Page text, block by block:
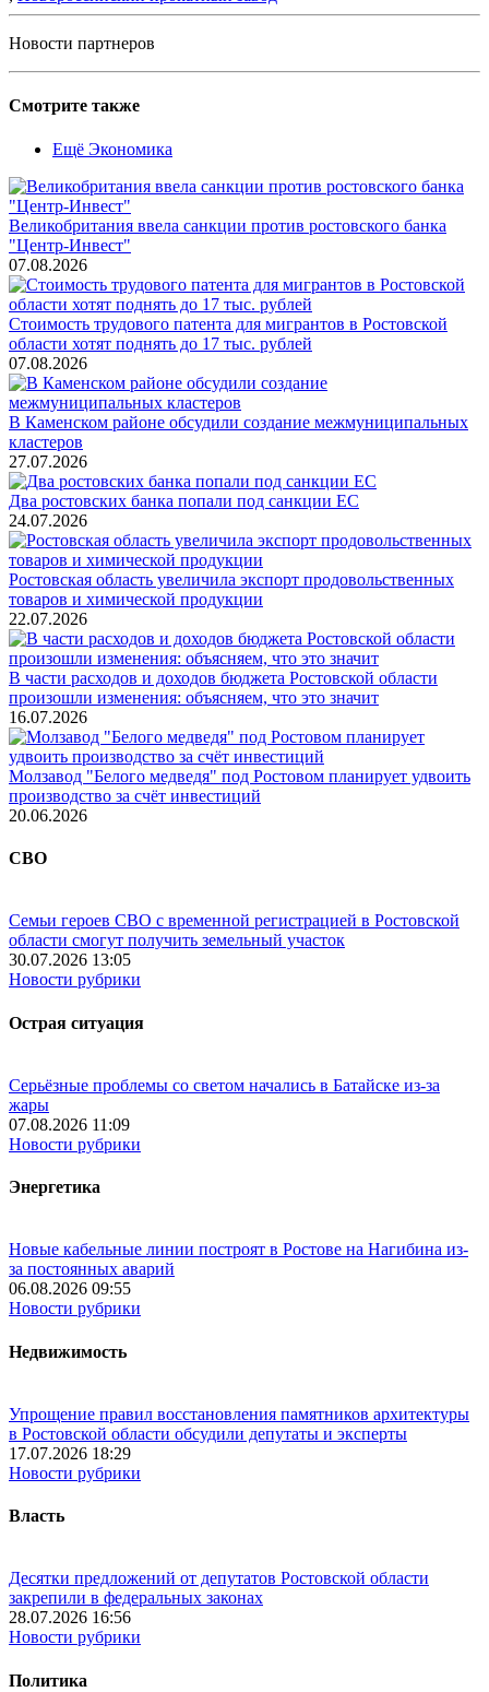
Новости партнеров
Смотрите также
Ещё Экономика
Великобритания ввела санкции против ростовского банка
"Центр-Инвест"
07.08.2026
Стоимость трудового патента для мигрантов в Ростовской
области хотят поднять до 17 тыс. рублей
07.08.2026
В Каменском районе обсудили создание межмуниципальных
кластеров
27.07.2026
Два ростовских банка попали под санкции ЕС
24.07.2026
Ростовская область увеличила экспорт продовольственных
товаров и химической продукции
22.07.2026
В части расходов и доходов бюджета Ростовской области
произошли изменения: объясняем, что это значит
16.07.2026
Молзавод "Белого медведя" под Ростовом планирует удвоить
производство за счёт инвестиций
20.06.2026
СВО
Семьи героев СВО с временной регистрацией в Ростовской
области смогут получить земельный участок
30.07.2026 13:05
Новости рубрики
Острая ситуация
Серьёзные проблемы со светом начались в Батайске из-за
жары
07.08.2026 11:09
Новости рубрики
Энергетика
Новые кабельные линии построят в Ростове на Нагибина из-
за постоянных аварий
06.08.2026 09:55
Новости рубрики
Недвижимость
Упрощение правил восстановления памятников архитектуры
в Ростовской области обсудили депутаты и эксперты
17.07.2026 18:29
Новости рубрики
Власть
Десятки предложений от депутатов Ростовской области
закрепили в федеральных законах
28.07.2026 16:56
Новости рубрики
Политика